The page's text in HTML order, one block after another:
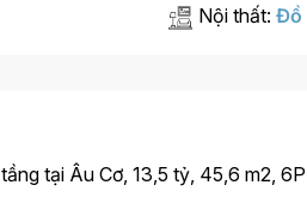
Nội thất: Đồ
tại Âu Cơ, 13,5 tỷ, 45,6 m2,